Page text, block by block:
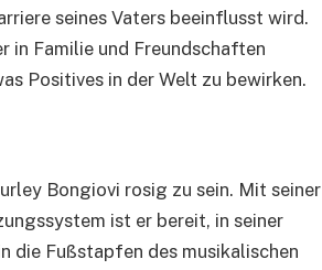
seines Vaters beeinflusst wird.
in Familie und Freundschaften
Positives in der Welt zu bewirken.
Bongiovi rosig zu sein. Mit seiner
ist er bereit, in seiner
die Fußstapfen des musikalischen